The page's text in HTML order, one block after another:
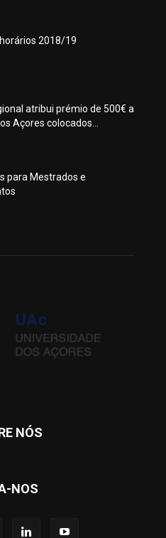
2018/19
atribui prémio de 500€ a
Açores colocados...
para Mestrados e
NÓS
NOS